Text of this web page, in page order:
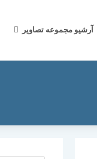
آرشیو مجموعه تصاویر